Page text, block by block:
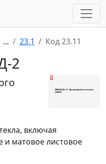
... 23.1 Код 23.11
2
включая
матовое листовое